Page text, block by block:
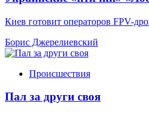
Киев готовит операторов FPV-
Борис Джерелиевский
Происшествия
Пал за други своя